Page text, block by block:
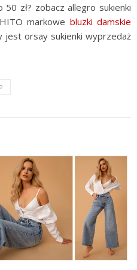
zł? zobacz allegro sukienki
markowe bluzki damskie
jest orsay sukienki wyprzedaż